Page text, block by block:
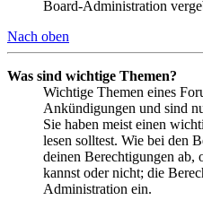
Board-Administration
Nach oben
Was sind wichtige Themen?
Wichtige Themen eines
Ankündigungen und sind
Sie haben meist einen
lesen solltest. Wie bei den
deinen Berechtigungen ab,
kannst oder nicht; die
Administration ein.